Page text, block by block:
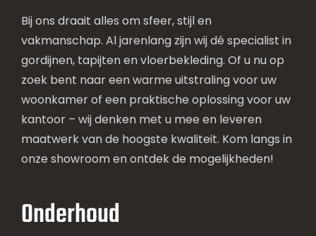
Bij ons draait alles om sfeer, stijl en
vakmanschap. Al jarenlang zijn wij dé specialist in
gordijnen, tapijten en vloerbekleding. Of u nu op
zoek bent naar een warme uitstraling voor uw
woonkamer of een praktische oplossing voor uw
kantoor – wij denken met u mee en leveren
maatwerk van de hoogste kwaliteit. Kom langs in
onze showroom en ontdek de mogelijkheden!
Onderhoud